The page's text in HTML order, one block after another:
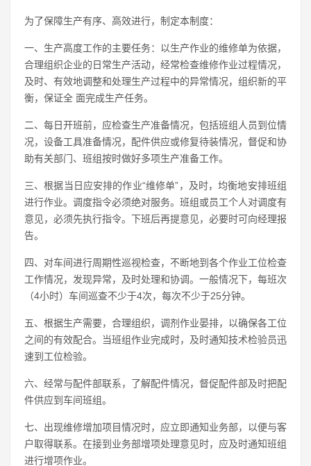
为了保障生产有序、高效进行，制定本制度：
一、生产高度工作的主要任务：以生产作业的维修单为依据，
合理组织企业的日常生产活动，经常检查维修作业过程情况，
及时、有效地调整和处理生产过程中的异常情况，组织新的平
衡，保证全 面完成生产任务。
二、每日开班前，应检查生产准备情况，包括班组人员到位情
况，设备工具准备情况，配件供应或修复待装情况，督促和协
助有关部门、班组按时做好多项生产准备工作。
三、根据当日应安排的作业“维修单”，及时，均衡地安排班组
进行作业。调度指令必须绝对服务。班组或员工个人对调度有
意见，必须先执行指令。下班后再提意见，必要时可向经理报
告。
四、对车间进行周期性巡视检查，不断地到各个作业工位检查
工作情况，发现异常，及时处理和协调。一般情况下，每班次
（4小时）车间巡查不少于4次，每次不少于25分钟。
五、根据生产需要，合理组织，调剂作业晏排，以确保各工位
之间的有效配合。当班组作业完成时，及时通知技术检验员迅
速到工位检验。
六、经常与配件部联系，了解配件情况，督促配件部及时把配
件供应到车间班组。
七、出现维修增加项目情况时，应立即通知业务部，以便与客
户取得联系。在接到业务部增项处理意见时，应及时通知班组
进行增项作业。